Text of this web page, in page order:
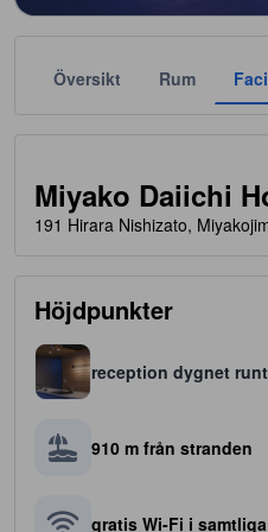
Översikt Rum
Miyako Daiichi
191 Hirara Nishizato,
Höjdpunkter
reception dygnet runt
910 m från stranden
gratis Wi-Fi i